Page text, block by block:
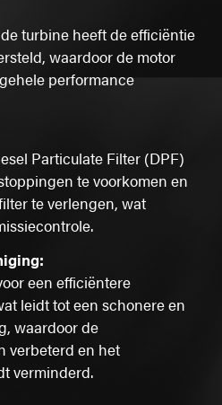
turbine heeft de efficiëntie
waardoor de motor
performance
Particulate Filter (DPF)
te voorkomen en
te verlengen, wat
een efficiëntere
leidt tot een schonere en
waardoor de
verbeterd en het
verminderd.